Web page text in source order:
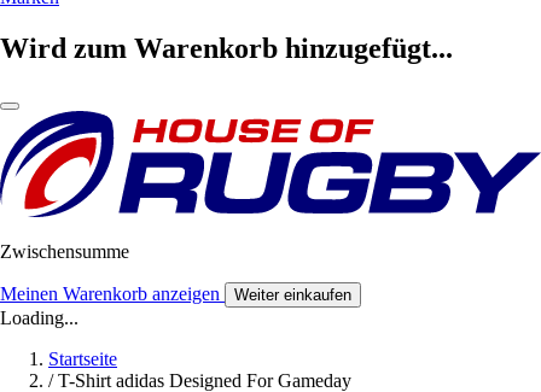
Wird zum Warenkorb hinzugefügt...
Zwischensumme
Meinen Warenkorb anzeigen Weiter einkaufen
Loading...
Startseite
/ T-Shirt adidas Designed For Gameday